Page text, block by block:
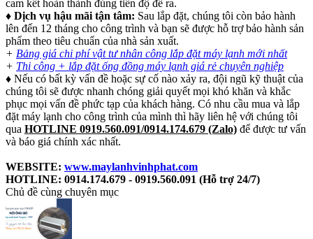
cam kết hoàn thành đúng tiến độ đề ra.
♦ Dịch vụ hậu mãi tận tâm: Sau lắp đặt, chúng tôi còn bảo hành
lên đến 12 tháng cho công trình và bạn sẽ được hỗ trợ bảo hành sản
phẩm theo tiêu chuẩn của nhà sản xuất.
+ Bảng giá chi phí vật tư nhân công lắp đặt máy lạnh mới nhất
+ Thi công + lắp đặt ống đồng máy lạnh giá rẻ chuyên nghiệp
♦ Nếu có bất kỳ vấn đề hoặc sự cố nào xảy ra, đội ngũ kỹ thuật của
chúng tôi sẽ được nhanh chóng giải quyết mọi khó khăn và khắc
phục mọi vấn đề phức tạp của khách hàng. Có nhu cầu mua và lắp
đặt máy lạnh cho công trình của mình thì hãy liên hệ với chúng tôi
qua HOTLINE 0919.560.091/0914.174.679 (Zalo) để được tư vấn
và báo giá chính xác nhất.
WEBSITE: www.maylanhvinhphat.com
HOTLINE: 0914.174.679 - 0919.560.091 (Hỗ trợ 24/7)
Chủ đề cùng chuyên mục